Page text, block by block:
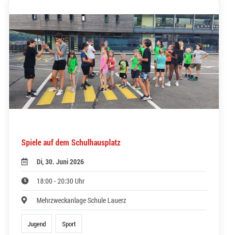
Spiele auf dem Schulhausplatz
Di, 30. Juni 2026
18:00 - 20:30 Uhr
Mehrzweckanlage Schule Lauerz
Jugend Sport